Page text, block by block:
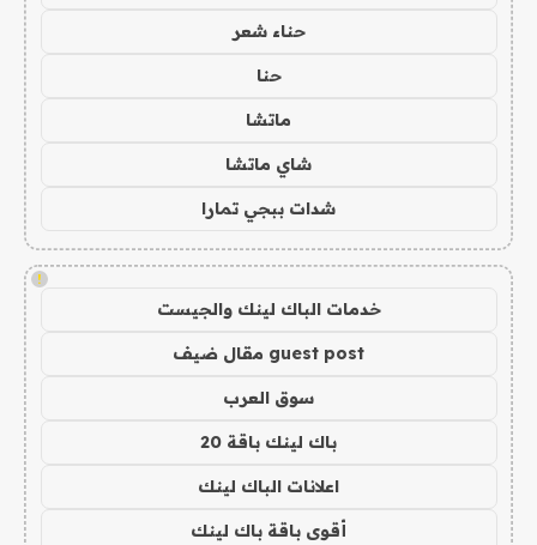
حناء شعر
حنا
ماتشا
شاي ماتشا
شدات ببجي تمارا
!
خدمات الباك لينك والجيست
guest post مقال ضيف
سوق العرب
باك لينك باقة 20
اعلانات الباك لينك
أقوى باقة باك لينك